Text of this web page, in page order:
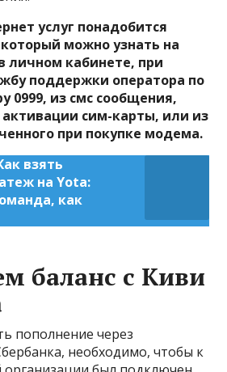
услуг понадобится
можно узнать на
личном кабинете, при
поддержки оператора по
0999, из смс сообщения,
активации сим-карты, или из
при покупке модема.
взять
на Yota:
как
баланс с Киви
пополнение через
необходимо, чтобы к